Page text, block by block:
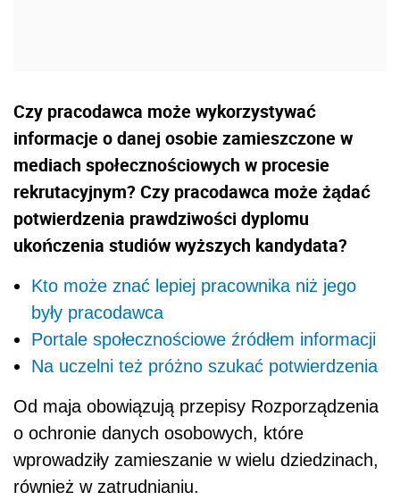
Czy pracodawca może wykorzystywać
informacje o danej osobie zamieszczone w
mediach społecznościowych w procesie
rekrutacyjnym? Czy pracodawca może żądać
potwierdzenia prawdziwości dyplomu
ukończenia studiów wyższych kandydata?
Kto może znać lepiej pracownika niż jego
były pracodawca
Portale społecznościowe źródłem informacji
Na uczelni też próżno szukać potwierdzenia
Od maja obowiązują przepisy Rozporządzenia
o ochronie danych osobowych, które
wprowadziły zamieszanie w wielu dziedzinach,
również w zatrudnianiu.